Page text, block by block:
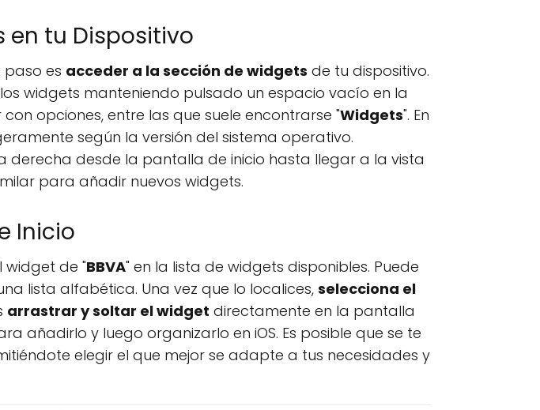
en tu Dispositivo
paso es acceder a la sección de widgets de tu dispositivo.
widgets manteniendo pulsado un espacio vacío en la
opciones, entre las que suele encontrarse "Widgets". En
según la versión del sistema operativo.
derecha desde la pantalla de inicio hasta llegar a la vista
para añadir nuevos widgets.
Inicio
widget de "BBVA" en la lista de widgets disponibles. Puede
lista alfabética. Una vez que lo localices, selecciona el
arrastrar y soltar el widget directamente en la pantalla
añadirlo y luego organizarlo en iOS. Es posible que se te
elegir el que mejor se adapte a tus necesidades y